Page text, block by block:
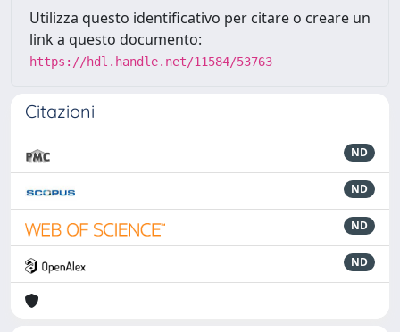
Utilizza questo identificativo per citare o creare un
link a questo documento:
https://hdl.handle.net/11584/53763
Citazioni
ND
ND
ND
ND